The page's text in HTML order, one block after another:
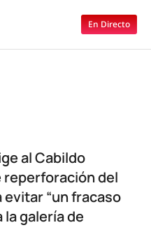
En Directo
al Cabildo
del
evitar “un fracaso
la galería de